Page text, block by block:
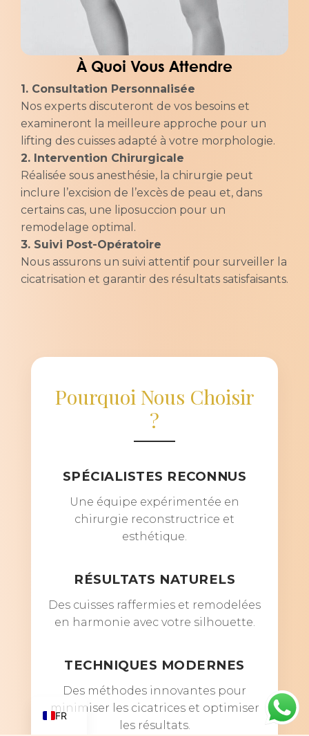
À Quoi Vous Attendre
1. Consultation Personnalisée
Nos experts discuteront de vos besoins et
examineront la meilleure approche pour un
lifting des cuisses adapté à votre morphologie.
2. Intervention Chirurgicale
Réalisée sous anesthésie, la chirurgie peut
inclure l’excision de l’excès de peau et, dans
certains cas, une liposuccion pour un
remodelage optimal.
3. Suivi Post-Opératoire
Nous assurons un suivi attentif pour surveiller la
cicatrisation et garantir des résultats satisfaisants.
Pourquoi Nous Choisir
?
SPÉCIALISTES RECONNUS
Une équipe expérimentée en
chirurgie reconstructrice et
esthétique.
RÉSULTATS NATURELS
Des cuisses raffermies et remodelées
en harmonie avec votre silhouette.
TECHNIQUES MODERNES
Des méthodes innovantes pour
minimiser les cicatrices et optimiser
les résultats.
FR
EN